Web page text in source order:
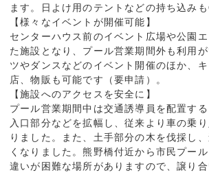
ます。日よけ用のテントなどの持ち込みも
【様々なイベントが開催可能】
センターハウス前のイベント広場や公園
た施設となり、プール営業期間外も利用
ツやダンスなどのイベント開催のほか、
店、物販も可能です（要申請）。
【施設へのアクセスを安全に】
プール営業期間中は交通誘導員を配置す
入口部分などを拡幅し、従来より車の乗
りました。また、土手部分の木を伐採し
くなりました。熊野橋付近から市民プー
違いが困難な場所がありますので、譲り